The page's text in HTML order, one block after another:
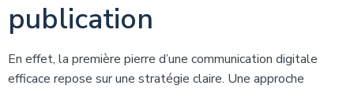
publication
En effet, la première pierre d’une communication digitale
efficace repose sur une stratégie claire. Une approche